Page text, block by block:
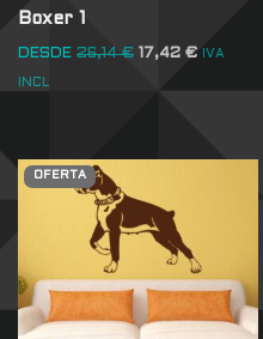
Boxer 1
DESDE 26,14€ 17,42 € IVA
INCL
OFERTA